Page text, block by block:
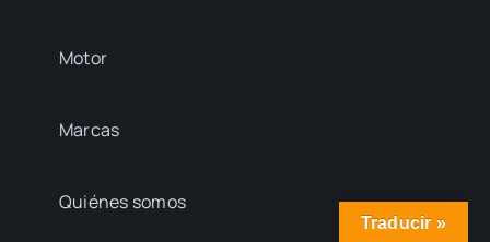
Motor
Marcas
Quiénes somos
Traducir »